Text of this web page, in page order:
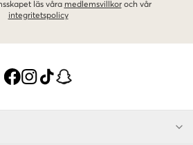
läs våra medlemsvillkor och vår
integritetspolicy